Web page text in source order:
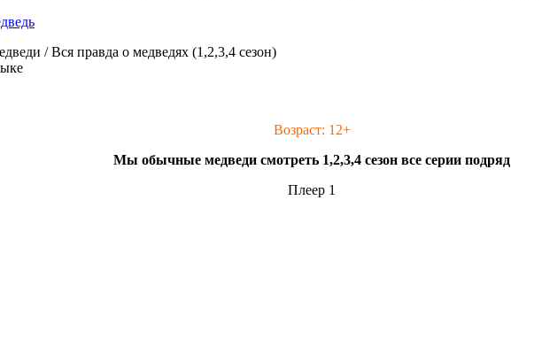
/ Вся правда о медведях (1,2,3,4 сезон)
Возраст: 12+
Мы обычные медведи смотреть 1,2,3,4 сезон все серии подряд
Плеер 1